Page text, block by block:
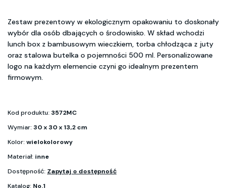
Zestaw prezentowy w ekologicznym opakowaniu to doskonały
wybór dla osób dbających o środowisko. W skład wchodzi
lunch box z bambusowym wieczkiem, torba chłodząca z juty
oraz stalowa butelka o pojemności 500 ml. Personalizowane
logo na każdym elemencie czyni go idealnym prezentem
firmowym.
Kod produktu: 3572MC
Wymiar: 30 x 30 x 13,2 cm
Kolor: wielokolorowy
Materiał: inne
Dostępność: Zapytaj o dostępność
Katalog: No.1